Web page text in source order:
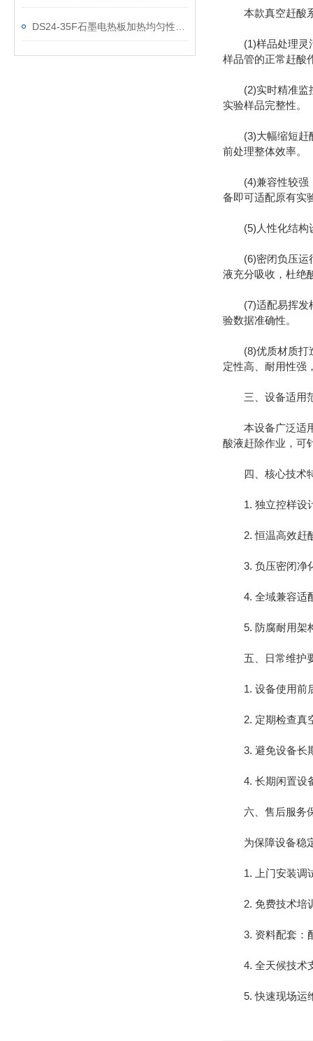
本款真空赶酸系
(1)样品处理灵活
样品管的正常赶酸
(2)实时精准监控
实验样品完整性。
(3)大幅缩短赶酸
前处理整体效率。
(4)兼容性较强，
备即可适配原有实
(5)人性化结构设
(6)密闭负压运行
液充分吸收，杜绝
(7)适配易挥发样
验数据准确性。
(8)优质材质打造
定性高、耐用性强
三、设备适用
本设备广泛适用
酸液赶除作业，可
四、核心技术
1. 独立控样设计
2. 恒温高效赶酸
3. 负压密闭净化
4. 全域兼容适配
5. 防腐耐用架构
五、日常维护
1. 设备使用前后
2. 定期检查真空
3. 避免设备长期
4. 长期闲置设备
六、售后服务
为保障设备稳定
1. 上门安装调试
2. 免费技术培训
3. 资料配套：配
4. 全天候技术支
5. 快速现场运维